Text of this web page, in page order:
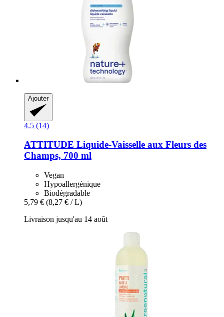
Ajouter
4.5 (14)
ATTITUDE Liquide-​Vaisselle aux Fleurs des
Champs, 700 ml
Vegan
Hypoallergénique
Biodégradable
5,79 € (8,27 € / L)
Livraison jusqu'au 14 août